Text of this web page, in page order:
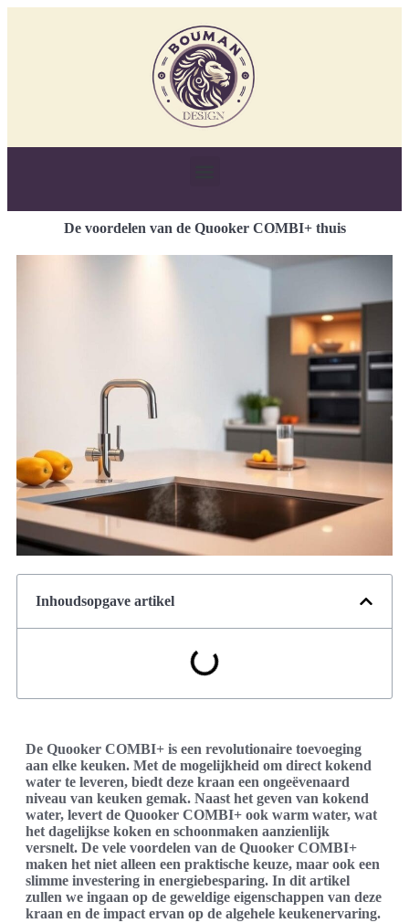
De voordelen van de Quooker COMBI+ thuis
Inhoudsopgave artikel
De Quooker COMBI+ is een revolutionaire toevoeging
aan elke keuken. Met de mogelijkheid om direct kokend
water te leveren, biedt deze kraan een ongeëvenaard
niveau van keuken gemak. Naast het geven van kokend
water, levert de Quooker COMBI+ ook warm water, wat
het dagelijkse koken en schoonmaken aanzienlijk
versnelt. De vele voordelen van de Quooker COMBI+
maken het niet alleen een praktische keuze, maar ook een
slimme investering in energiebesparing. In dit artikel
zullen we ingaan op de geweldige eigenschappen van deze
kraan en de impact ervan op de algehele keukenervaring.